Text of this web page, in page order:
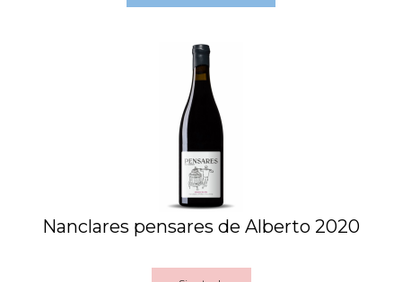
Nanclares pensares de Alberto 2020